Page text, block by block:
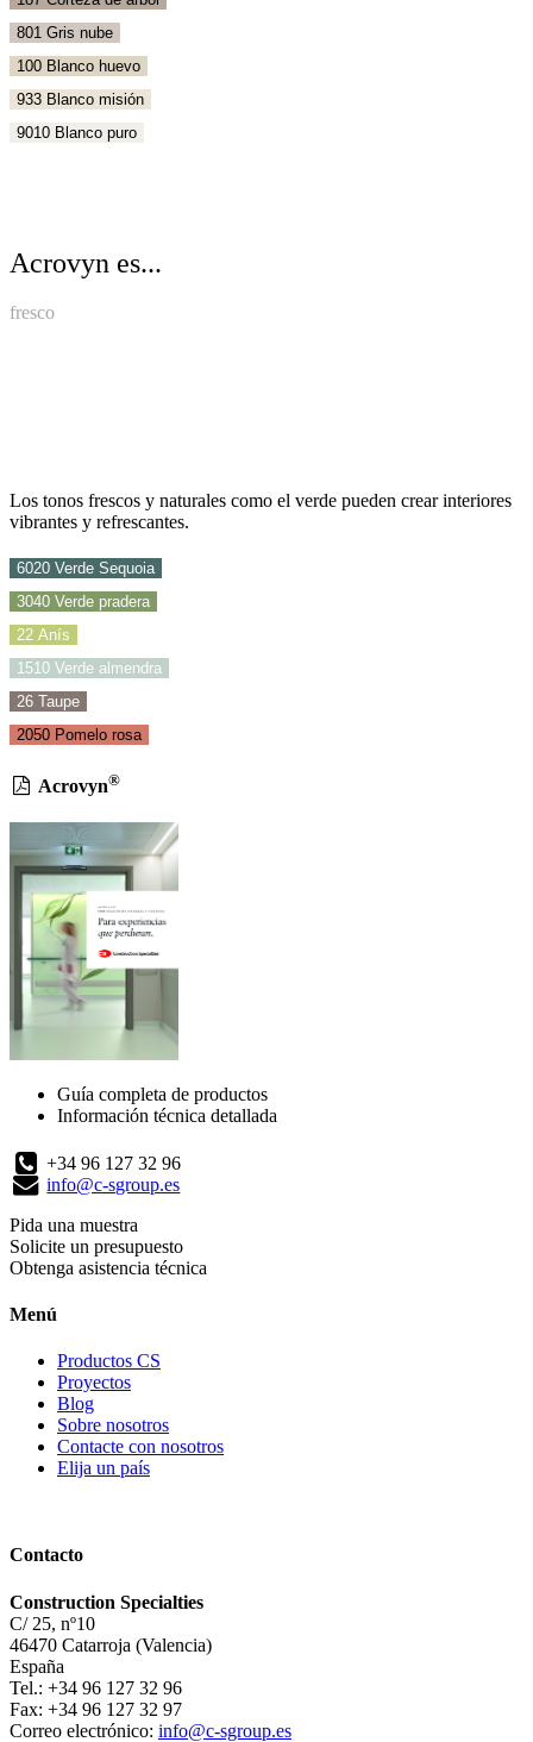
801 Gris nube
100 Blanco huevo
933 Blanco misión
9010 Blanco puro
Acrovyn es...
fresco
Los tonos frescos y naturales como el verde pueden crear interiores
vibrantes y refrescantes.
6020 Verde Sequoia
3040 Verde pradera
22 Anís
1510 Verde almendra
26 Taupe
2050 Pomelo rosa
Acrovyn®
Guía completa de productos
Información técnica detallada
+34 96 127 32 96
info@c-sgroup.es
Pida una muestra
Solicite un presupuesto
Obtenga asistencia técnica
Menú
Productos CS
Proyectos
Blog
Sobre nosotros
Contacte con nosotros
Elija un país
Contacto
Construction Specialties
C/ 25, nº10
46470 Catarroja (Valencia)
España
Tel.: +34 96 127 32 96
Fax: +34 96 127 32 97
Correo electrónico: info@c-sgroup.es